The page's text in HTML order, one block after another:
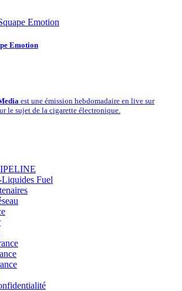
Emotion
est une émission hebdomadaire en live sur
le sujet de la cigarette électronique.
Liquides Fuel